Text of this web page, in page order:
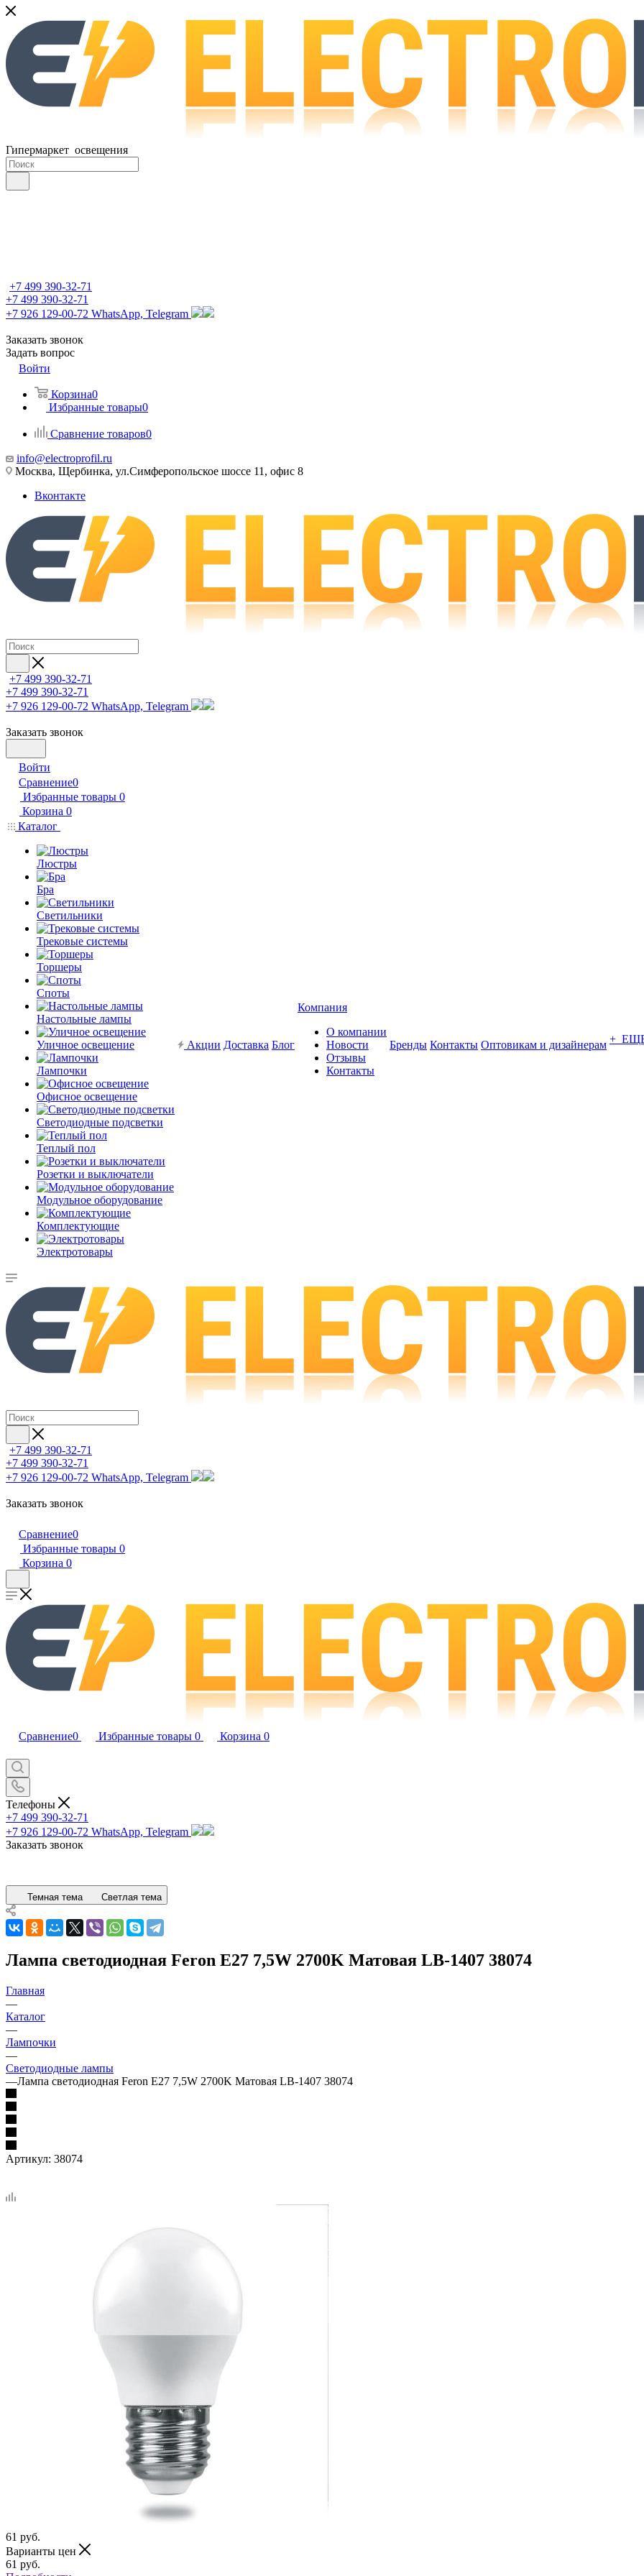
Гипермаркет освещения
+7 499 390-32-71
+7 499 390-32-71
+7 926 129-00-72 WhatsApp, Telegram
Заказать звонок
Задать вопрос
Войти
Корзина0
Избранные товары0
Сравнение товаров0
info@electroprofil.ru
Москва, Щербинка, ул.Симферопольское шоссе 11, офис 8
Вконтакте
+7 499 390-32-71
+7 499 390-32-71
+7 926 129-00-72 WhatsApp, Telegram
Заказать звонок
Войти
Сравнение0
Избранные товары 0
Корзина 0
Каталог
Люстры
Бра
Светильники
Трековые системы
Торшеры
Споты
Настольные лампы
Уличное освещение
Лампочки
Офисное освещение
Светодиодные подсветки
Теплый пол
Розетки и выключатели
Модульное оборудование
Комплектующие
Электротовары
Акции Доставка Блог
Компания
О компании
Новости
Отзывы
Контакты
Бренды Контакты Оптовикам и дизайнерам +
+7 499 390-32-71
+7 499 390-32-71
+7 926 129-00-72 WhatsApp, Telegram
Заказать звонок
Сравнение0
Избранные товары 0
Корзина 0
Сравнение0 Избранные товары 0 Корзина 0
Телефоны
+7 499 390-32-71
+7 926 129-00-72 WhatsApp, Telegram
Заказать звонок
Темная тема Светлая тема
Лампа светодиодная Feron E27 7,5W 2700K Матовая LB-1407 38074
Главная
—
Каталог
—
Лампочки
—
Светодиодные лампы
—Лампа светодиодная Feron E27 7,5W 2700K Матовая LB-1407 38074
Артикул: 38074
61 руб.
Варианты цен
61 руб.